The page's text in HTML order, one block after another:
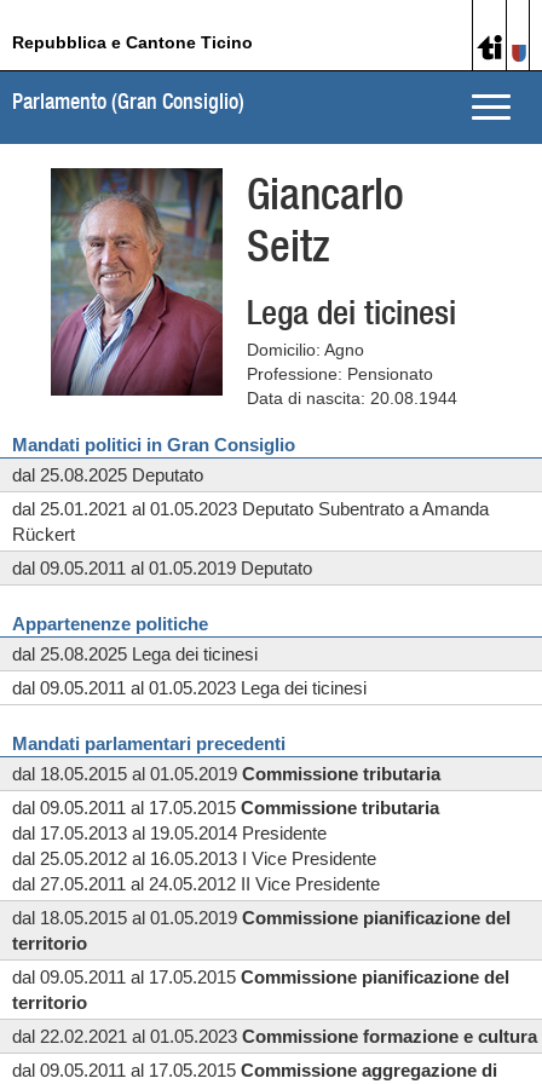
Repubblica e Cantone Ticino
Toggle
Parlamento (Gran Consiglio)
Giancarlo
Seitz
Lega dei ticinesi
Domicilio: Agno
Professione: Pensionato
Data di nascita: 20.08.1944
Mandati politici in Gran Consiglio
dal 25.08.2025 Deputato
dal 25.01.2021 al 01.05.2023 Deputato Subentrato a Amanda
Rückert
dal 09.05.2011 al 01.05.2019 Deputato
Appartenenze politiche
dal 25.08.2025 Lega dei ticinesi
dal 09.05.2011 al 01.05.2023 Lega dei ticinesi
Mandati parlamentari precedenti
dal 18.05.2015 al 01.05.2019 Commissione tributaria
dal 09.05.2011 al 17.05.2015 Commissione tributaria
dal 17.05.2013 al 19.05.2014 Presidente
dal 25.05.2012 al 16.05.2013 I Vice Presidente
dal 27.05.2011 al 24.05.2012 II Vice Presidente
dal 18.05.2015 al 01.05.2019 Commissione pianificazione del
territorio
dal 09.05.2011 al 17.05.2015 Commissione pianificazione del
territorio
dal 22.02.2021 al 01.05.2023 Commissione formazione e cultura
dal 09.05.2011 al 17.05.2015 Commissione aggregazione di